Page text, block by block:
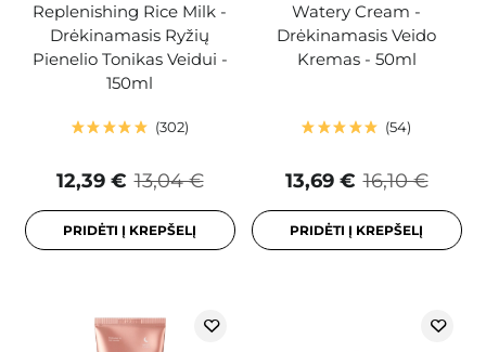
Replenishing Rice Milk -
Drėkinamasis Ryžių
Pienelio Tonikas Veidui -
150ml
302
13,04 €
12,39 €
PRIDĖTI Į KREPŠELĮ
Watery Cream -
Drėkinamasis Veido
Kremas - 50ml
54
16,10 €
13,69 €
PRIDĖTI Į KREPŠELĮ